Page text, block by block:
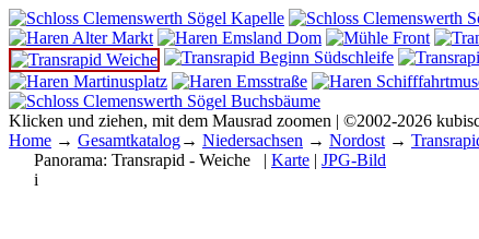
Klicken und ziehen, mit dem Mausrad zoomen | ©2002-2026
Home → Gesamtkatalog→ Niedersachsen → Nordost →
Panorama: Transrapid - Weiche | Karte | JPG-Bild
i